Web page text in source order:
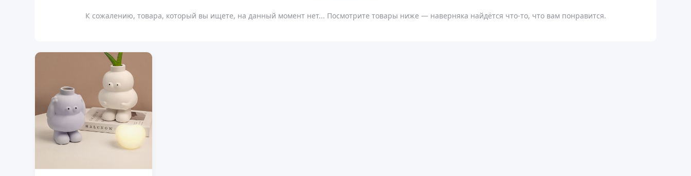
К сожалению, товара, который вы ищете, на данный момент нет... Посмотрите товары ниже — наверняка найдётся что-то, что вам понравится.